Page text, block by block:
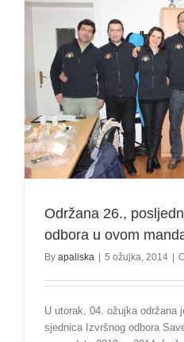
Održana 26.,
odbora u ovom
By apaliska 5 ožujka, 2014
U utorak, 04. ožujka održana
sjednica Izvršnog odbora